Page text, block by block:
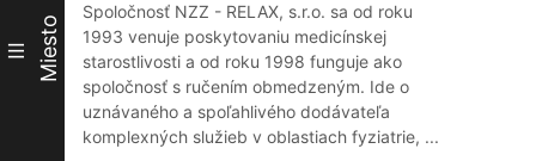
III Miesto
Spoločnosť NZZ - RELAX, s.r.o. sa od roku
1993 venuje poskytovaniu medicínskej
starostlivosti a od roku 1998 funguje ako
spoločnosť s ručením obmedzeným. Ide o
uznávaného a spoľahlivého dodávateľa
komplexných služieb v oblastiach fyziatrie, ...